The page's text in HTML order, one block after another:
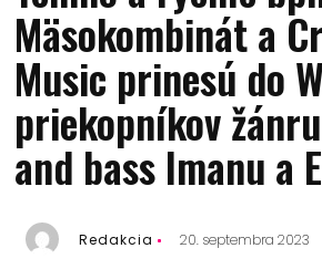
Mäsokombinát a
Music prinesú do
priekopníkov
and bass Imanu a
Redakcia 20. septembra 2023